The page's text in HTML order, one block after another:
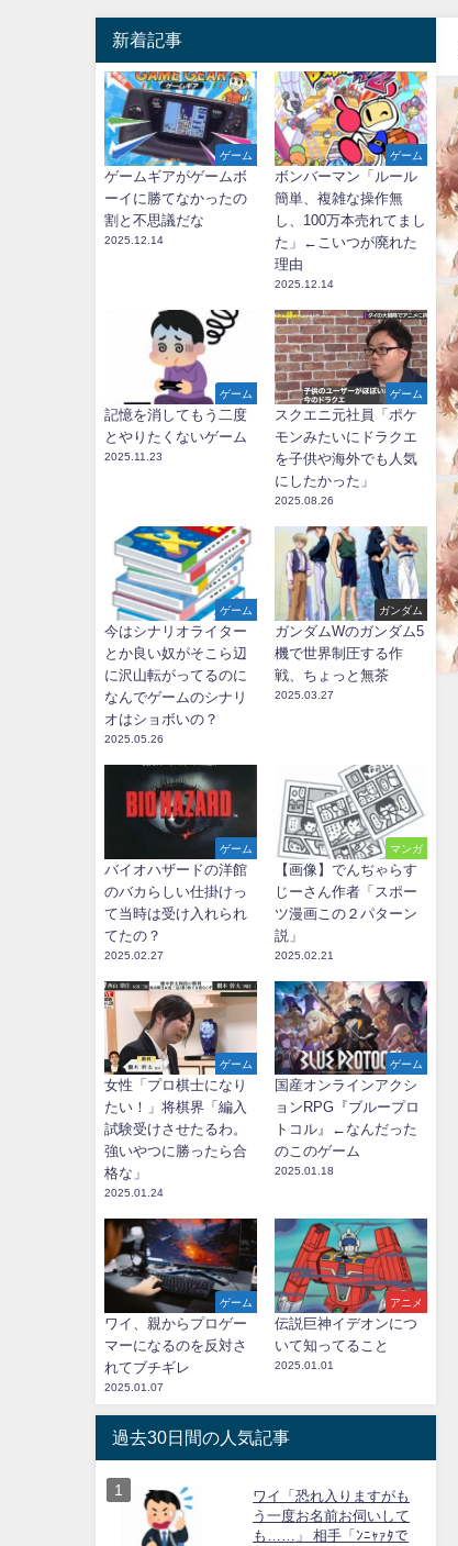
新着記事
ゲーム
ゲームギアがゲームボ
ーイに勝てなかったの
割と不思議だな
2025.12.14
ゲーム
ボンバーマン「ルール
簡単、複雑な操作無
し、100万本売れてまし
た」←こいつが廃れた
理由
2025.12.14
ゲーム
記憶を消してもう二度
とやりたくないゲーム
2025.11.23
ゲーム
スクエニ元社員「ポケ
モンみたいにドラクエ
を子供や海外でも人気
にしたかった」
2025.08.26
ゲーム
今はシナリオライター
とか良い奴がそこら辺
に沢山転がってるのに
なんでゲームのシナリ
オはショボいの？
2025.05.26
ガンダム
ガンダムWのガンダム5
機で世界制圧する作
戦、ちょっと無茶
2025.03.27
ゲーム
バイオハザードの洋館
のバカらしい仕掛けっ
て当時は受け入れられ
てたの？
2025.02.27
マンガ
【画像】でんぢゃらす
じーさん作者「スポー
ツ漫画この２パターン
説」
2025.02.21
ゲーム
女性「プロ棋士になり
たい！」将棋界「編入
試験受けさせたるわ。
強いやつに勝ったら合
格な」
2025.01.24
ゲーム
国産オンラインアクシ
ョンRPG『ブループロ
トコル』←なんだった
のこのゲーム
2025.01.18
ゲーム
ワイ、親からプロゲー
マーになるのを反対さ
れてブチギレ
2025.01.07
アニメ
伝説巨神イデオンにつ
いて知ってること
2025.01.01
過去30日間の人気記事
ワイ「恐れ入りますがも
う一度お名前お伺いして
も……」 相手「ﾝﾆｬｧﾀで